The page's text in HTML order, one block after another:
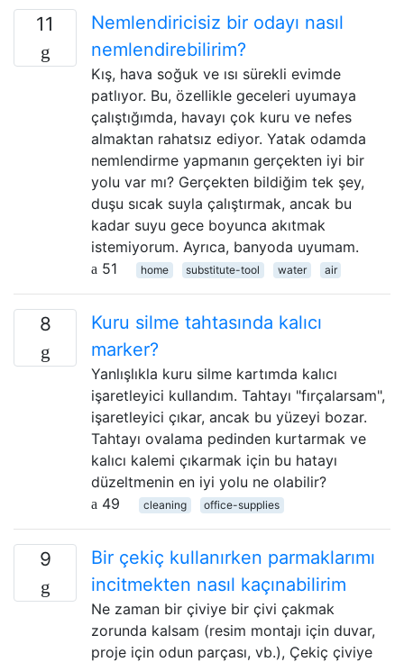
11
Nemlendiricisiz bir odayı nasıl
nemlendirebilirim?
Kış, hava soğuk ve ısı sürekli evimde
patlıyor. Bu, özellikle geceleri uyumaya
çalıştığımda, havayı çok kuru ve nefes
almaktan rahatsız ediyor. Yatak odamda
nemlendirme yapmanın gerçekten iyi bir
yolu var mı? Gerçekten bildiğim tek şey,
duşu sıcak suyla çalıştırmak, ancak bu
kadar suyu gece boyunca akıtmak
istemiyorum. Ayrıca, banyoda uyumam.
51
home substitute-tool water air
8
Kuru silme tahtasında kalıcı
marker?
Yanlışlıkla kuru silme kartımda kalıcı
işaretleyici kullandım. Tahtayı "fırçalarsam",
işaretleyici çıkar, ancak bu yüzeyi bozar.
Tahtayı ovalama pedinden kurtarmak ve
kalıcı kalemi çıkarmak için bu hatayı
düzeltmenin en iyi yolu ne olabilir?
49
cleaning office-supplies
9
Bir çekiç kullanırken parmaklarımı
incitmekten nasıl kaçınabilirim
Ne zaman bir çiviye bir çivi çakmak
zorunda kalsam (resim montajı için duvar,
proje için odun parçası, vb.), Çekiç çiviye